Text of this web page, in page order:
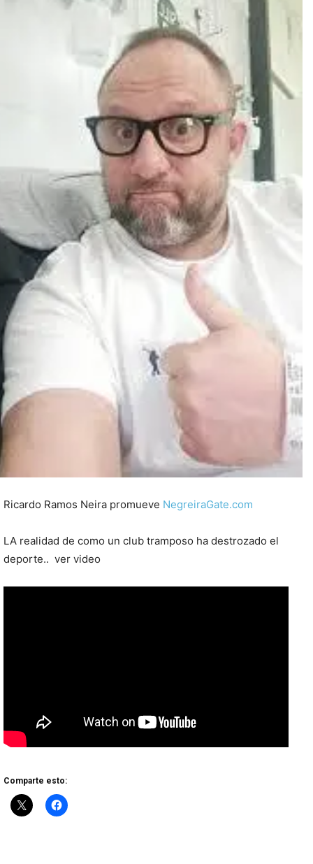
Ricardo Ramos Neira promueve NegreiraGate.com
LA realidad de como un club tramposo ha destrozado el
deporte.. ver video
Comparte esto: